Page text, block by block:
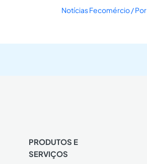
Notícias Fecomércio/ Por
PRODUTOS E
SERVIÇOS